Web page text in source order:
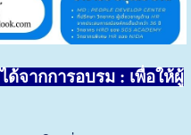
ด้จากการอบรม : เพื่อให้ผู้